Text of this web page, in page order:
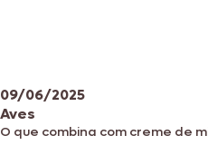
09/06/2025
Aves
O que combina com creme de